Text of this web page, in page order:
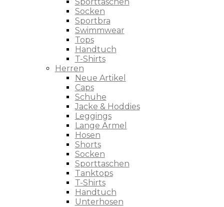
Socken
Sportbra
Swimmwear
Tops
Handtuch
T-Shirts
Herren
Neue Artikel
Caps
Schuhe
Jacke & Hoddies
Leggings
Lange Ärmel
Hosen
Shorts
Socken
Sporttaschen
Tanktops
T-Shirts
Handtuch
Unterhosen